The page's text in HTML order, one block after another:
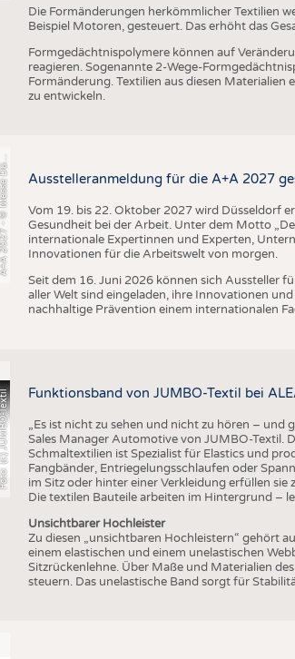
Die Formänderungen herkömmlicher Textilien
Beispiel Motoren, gesteuert. Das erhöht das
Formgedächtnispolymere können auf
reagieren. Sogenannte 2-Wege-
Formänderung. Textilien aus diesen
zu entwickeln.
Ausstelleranmeldung für die A+A 2027
Vom 19. bis 22. Oktober 2027 wird Düsseldorf
Gesundheit bei der Arbeit. Unter dem Motto
internationale Expertinnen und Experten,
Innovationen für die Arbeitswelt von morgen.
Seit dem 16. Juni 2026 können sich Aussteller
aller Welt sind eingeladen, ihre Innovationen
nachhaltige Prävention einem internationalen
Textil Funktionsband von JUMBO-Textil bei
„Es ist nicht zu sehen und nicht zu hören – und
Sales Manager Automotive von JUMBO-Textil.
Schmaltextilien ist Spezialist für Elastics und
Fangbänder, Entriegelungsschlaufen oder
im Sitz oder hinter einer Verkleidung erfüllen
Die textilen Bauteile arbeiten im Hintergrund –
Unsichtbarer Hochleister
Zu diesen „unsichtbaren Hochleistern“ gehört
einem elastischen und einem unelastischen
Sitzrückenlehne. Über Maße und Materialien
steuern. Das unelastische Band sorgt für